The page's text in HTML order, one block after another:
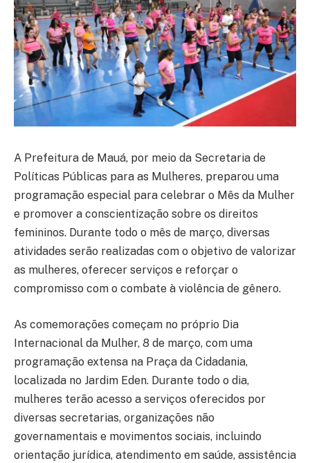
A Prefeitura de Mauá, por meio da Secretaria de
Políticas Públicas para as Mulheres, preparou uma
programação especial para celebrar o Mês da Mulher
e promover a conscientização sobre os direitos
femininos. Durante todo o mês de março, diversas
atividades serão realizadas com o objetivo de valorizar
as mulheres, oferecer serviços e reforçar o
compromisso com o combate à violência de gênero.
As comemorações começam no próprio Dia
Internacional da Mulher, 8 de março, com uma
programação extensa na Praça da Cidadania,
localizada no Jardim Eden. Durante todo o dia,
mulheres terão acesso a serviços oferecidos por
diversas secretarias, organizações não
governamentais e movimentos sociais, incluindo
orientação jurídica, atendimento em saúde, assistência